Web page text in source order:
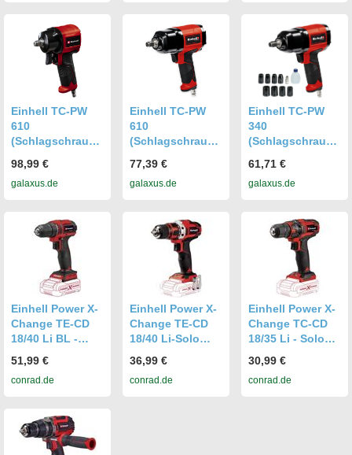
Einhell TC-PW
610
(Schlagschraube
98,99 €
galaxus.de
Einhell TC-PW
610
(Schlagschraube
77,39 €
galaxus.de
Einhell TC-PW
340
(Schlagschraube
61,71 €
galaxus.de
Einhell Power X-
Change TE-CD
18/40 Li BL -
Akku-
Bohrschrauber
ohne Ladegerät,
ohne Akku
51,99 €
conrad.de
Einhell Power X-
Change TE-CD
18/40 Li-Solo
Bohrschrauber
18 V 2 Ah Li-Ion
36,99 €
conrad.de
Einhell Power X-
Change TC-CD
18/35 Li - Solo
Bohrschrauber
Li-Ion ohne
30,99 €
conrad.de